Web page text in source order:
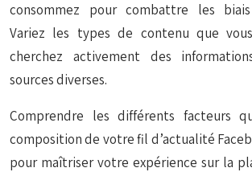
consommez pour combattre les
Variez les types de contenu que
cherchez activement des
sources diverses.
Comprendre les différents facteurs
composition de votre fil d’actualité
pour maîtriser votre expérience sur la